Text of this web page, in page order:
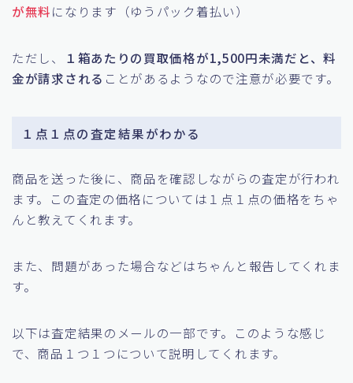
が無料になります（ゆうパック着払い）
ただし、
１箱あたりの買取価格が1,500円未満だと、料
金が請求される ことがあるようなので注意が必要です。
１点１点の査定結果がわかる
商品を送った後に、商品を確認しながらの査定が行われ
ます。この査定の価格については１点１点の価格をちゃ
んと教えてくれます。
また、問題があった場合などはちゃんと報告してくれま
す。
以下は査定結果のメールの一部です。このような感じ
で、商品１つ１つについて説明してくれます。